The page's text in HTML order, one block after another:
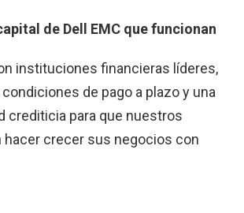
de Dell EMC que funcionan
instituciones financieras líderes,
de pago a plazo y una
crediticia para que nuestros
hacer crecer sus negocios con